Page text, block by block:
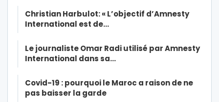
Christian Harbulot: « L’objectif d’Amnesty
International est de…
Le journaliste Omar Radi utilisé par Amnesty
International dans sa…
Covid-19 : pourquoi le Maroc a raison de ne
pas baisser la garde